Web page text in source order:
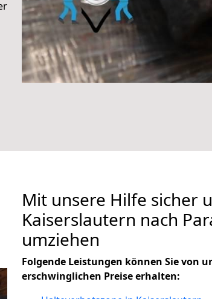
Mit unsere Hilfe sicher
Kaiserslautern nach
umziehen
Folgende Leistungen können Sie von
erschwinglichen Preise erhalten: